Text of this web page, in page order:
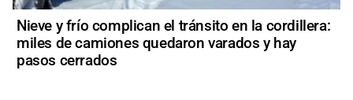
Nieve y frío complican el tránsito en la cordillera:
miles de camiones quedaron varados y hay
pasos cerrados